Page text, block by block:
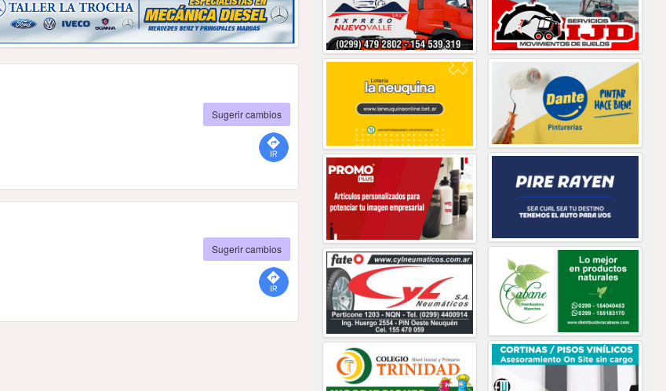
Sugerir cambios
Sugerir cambios